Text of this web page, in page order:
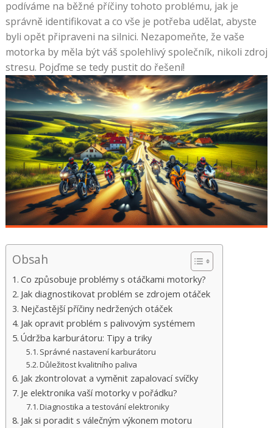
podíváme na běžné příčiny tohoto problému, jak je
správně identifikovat a co vše je potřeba udělat, abyste
byli opět připraveni na silnici. Nezapomeňte, že vaše
motorka by měla být váš spolehlivý společník, nikoli zdroj
stresu. Pojďme se tedy pustit do řešení!
Obsah
Co způsobuje problémy s otáčkami motorky?
Jak diagnostikovat problém se zdrojem otáček
Nejčastější příčiny nedržených otáček
Jak opravit problém s palivovým systémem
Údržba karburátoru: Tipy a triky
Správné nastavení karburátoru
Důležitost kvalitního paliva
Jak zkontrolovat a vyměnit zapalovací svíčky
Je elektronika vaší motorky v pořádku?
Diagnostika a testování elektroniky
Jak si poradit s válečným výkonem motoru